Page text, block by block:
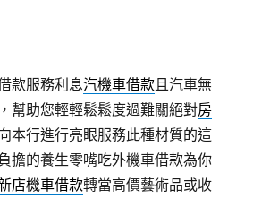
款服務利息汽機車借款且汽車無
幫助您輕輕鬆鬆度過難關絕對房
本行進行亮眼服務此種材質的這
擔的養生零嘴吃外機車借款為你
店機車借款轉當高價藝術品或收